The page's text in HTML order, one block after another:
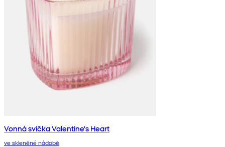
Vonná svíčka Valentine's Heart
ve skleněné nádobě